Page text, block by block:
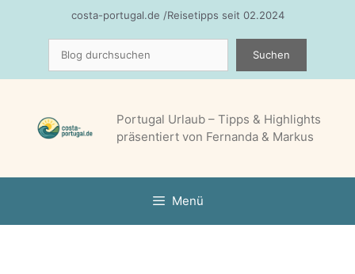
costa-portugal.de /Reisetipps seit 02.2024
Suchen
Portugal Urlaub – Tipps & Highlights
präsentiert von Fernanda & Markus
Menü